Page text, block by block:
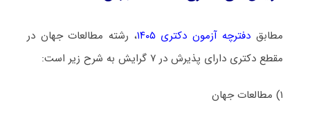
مطابق دفترچه آزمون دکتری ۱۴۰۵
، رشته مطالعات جهان در
مقطع دکتری دارای پذیرش در ۷ گرایش به شرح زیر است:
۱) مطالعات جهان